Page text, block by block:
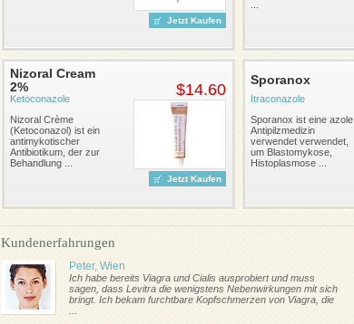
Jetzt Kaufen
Nizoral Cream
2%
Ketoconazole
Nizoral Crème
(Ketoconazol) ist ein
antimykotischer
Antibiotikum, der zur
Behandlung ...
$14.60
Jetzt Kaufen
Sporanox
Itraconazole
Sporanox ist eine azole
Antipilzmedizin
verwendet verwendet,
um Blastomykose,
Histoplasmose ...
Kundenerfahrungen
Peter, Wien
Ich habe bereits Viagra und Cialis ausprobiert und muss
sagen, dass Levitra die wenigstens Nebenwirkungen mit sich
bringt. Ich bekam furchtbare Kopfschmerzen von Viagra, die